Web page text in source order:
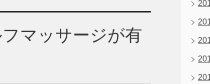
マッサージが有